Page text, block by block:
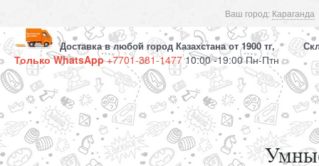
Ваш город: Караганда
Доставка в любой город Казахстана от 1900 тг,
Только WhatsApp+7701-381-147710:00 -19:00 Пн-Птн